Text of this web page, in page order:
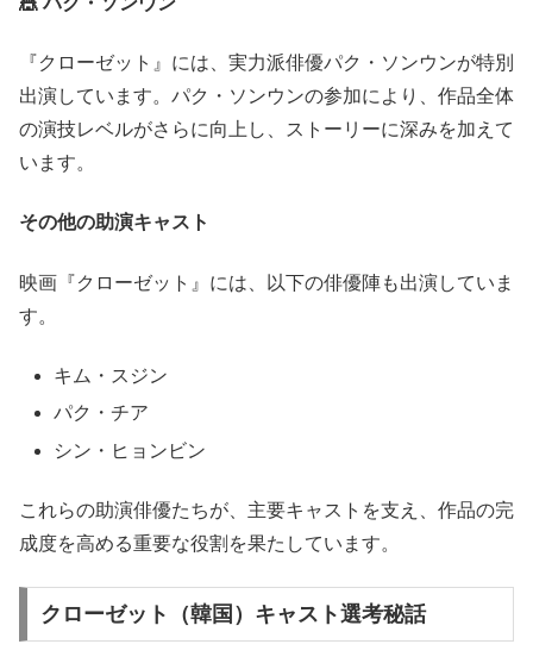
『クローゼット』には、実力派俳優パク・ソンウンが特別
出演しています。パク・ソンウンの参加により、作品全体
の演技レベルがさらに向上し、ストーリーに深みを加えて
います。
その他の助演キャスト
映画『クローゼット』には、以下の俳優陣も出演していま
す。
キム・スジン
パク・チア
シン・ヒョンビン
これらの助演俳優たちが、主要キャストを支え、作品の完
成度を高める重要な役割を果たしています。
クローゼット（韓国）キャスト選考秘話